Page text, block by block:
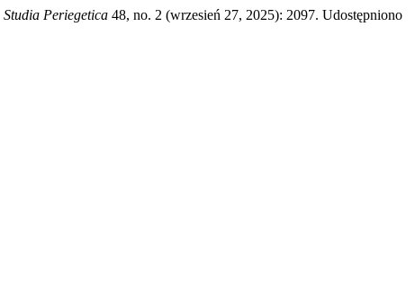
Studia Periegetica 48, no. 2 (wrzesień 27, 2025): 2097. Udostępniono